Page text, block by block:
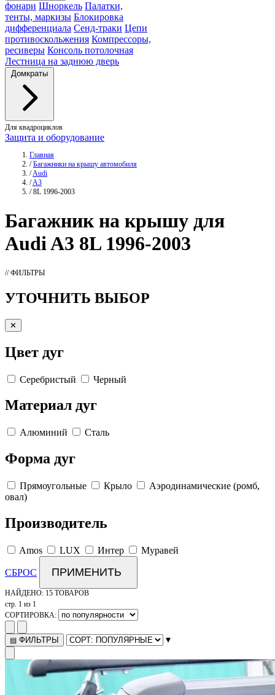
фонари Шноркель Палатки,
тенты, маркизы Блокировка
дифференциала Сенд-траки Цепи
противоскольжения Компрессоры,
ресиверы Консоль потолочная
Лестница на заднюю дверь
Домкраты
Для квадроциклов
Защита и оборудование
Главная
/ Багажники на крышу автомобиля
/Audi
/A3
/ 8L 1996-2003
Багажникна крышу для
Audi A3 8L 1996-2003
// ФИЛЬТРЫ
УТОЧНИТЬ ВЫБОР
✕
Цвет дуг
Серебристый Черный
Материал дуг
Алюминий Сталь
Форма дуг
Прямоугольные Крыло
Аэродинамические (ромб,
овал)
Производитель
Amos LUX Интер Муравей
СБРОС ПРИМЕНИТЬ
НАЙДЕНО: 15 ТОВАРОВ
стр. 1 из 1
СОРТИРОВКА:
▤ ФИЛЬТРЫ ▾